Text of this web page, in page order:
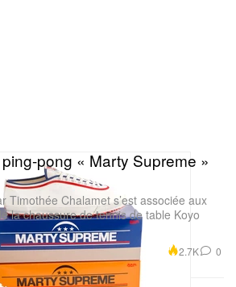
pong « Marty Supreme »
Timothée Chalamet s’est associée aux
la chaussure de tennis de table Koyo
2.7K 0